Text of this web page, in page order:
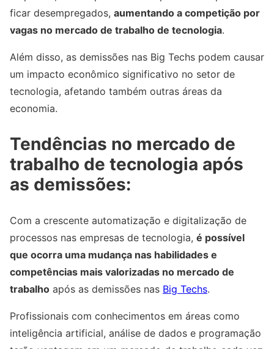
ficar desempregados, aumentando a competição por
vagas no mercado de trabalho de tecnologia.
Além disso, as demissões nas Big Techs podem causar
um impacto econômico significativo no setor de
tecnologia, afetando também outras áreas da
economia.
Tendências no mercado de
trabalho de tecnologia após
as demissões:
Com a crescente automatização e digitalização de
processos nas empresas de tecnologia, é possível
que ocorra uma mudança nas habilidades e
competências mais valorizadas no mercado de
trabalho após as demissões nas Big Techs.
Profissionais com conhecimentos em áreas como
inteligência artificial, análise de dados e programação